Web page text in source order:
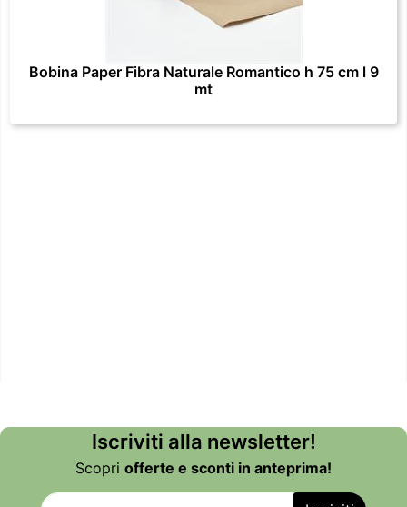
Bobina Paper Fibra Naturale Romantico h 75 cm l 9
mt
Iscriviti alla newsletter!
Scopri offerte e sconti in anteprima!